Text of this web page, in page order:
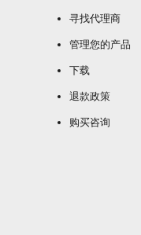
寻找代理商
管理您的产品
下载
退款政策
购买咨询